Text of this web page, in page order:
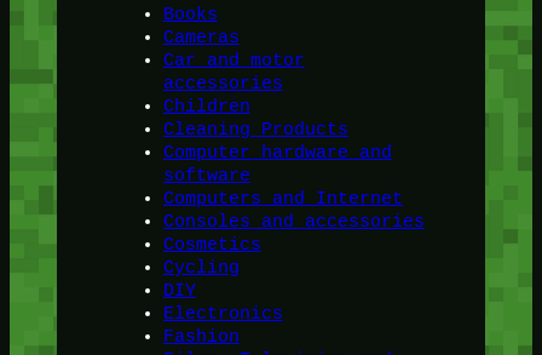
Books
Cameras
Car and motor
accessories
Children
Cleaning Products
Computer hardware and
software
Computers and Internet
Consoles and accessories
Cosmetics
Cycling
DIY
Electronics
Fashion